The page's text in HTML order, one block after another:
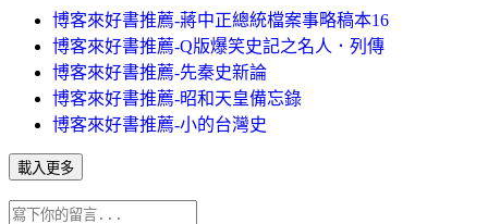
博客來好書推薦-蔣中正總統檔案事略稿本16
博客來好書推薦-Q版爆笑史記之名人．列傳
博客來好書推薦-先秦史新論
博客來好書推薦-昭和天皇備忘錄
博客來好書推薦-小的台灣史
載入更多